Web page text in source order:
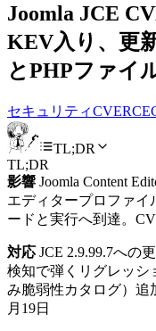
Joomla JCE
KEV入り、更
とPHPファイ
セキュリティCVERCE
TL;DR
TL;DR
影響 Joomla Content
エディタープロファイ
ードと実行へ到達。
対応 JCE 2.9.99.7への
検知で弾くリグレッシ
み脆弱性カタログ）追
月19日